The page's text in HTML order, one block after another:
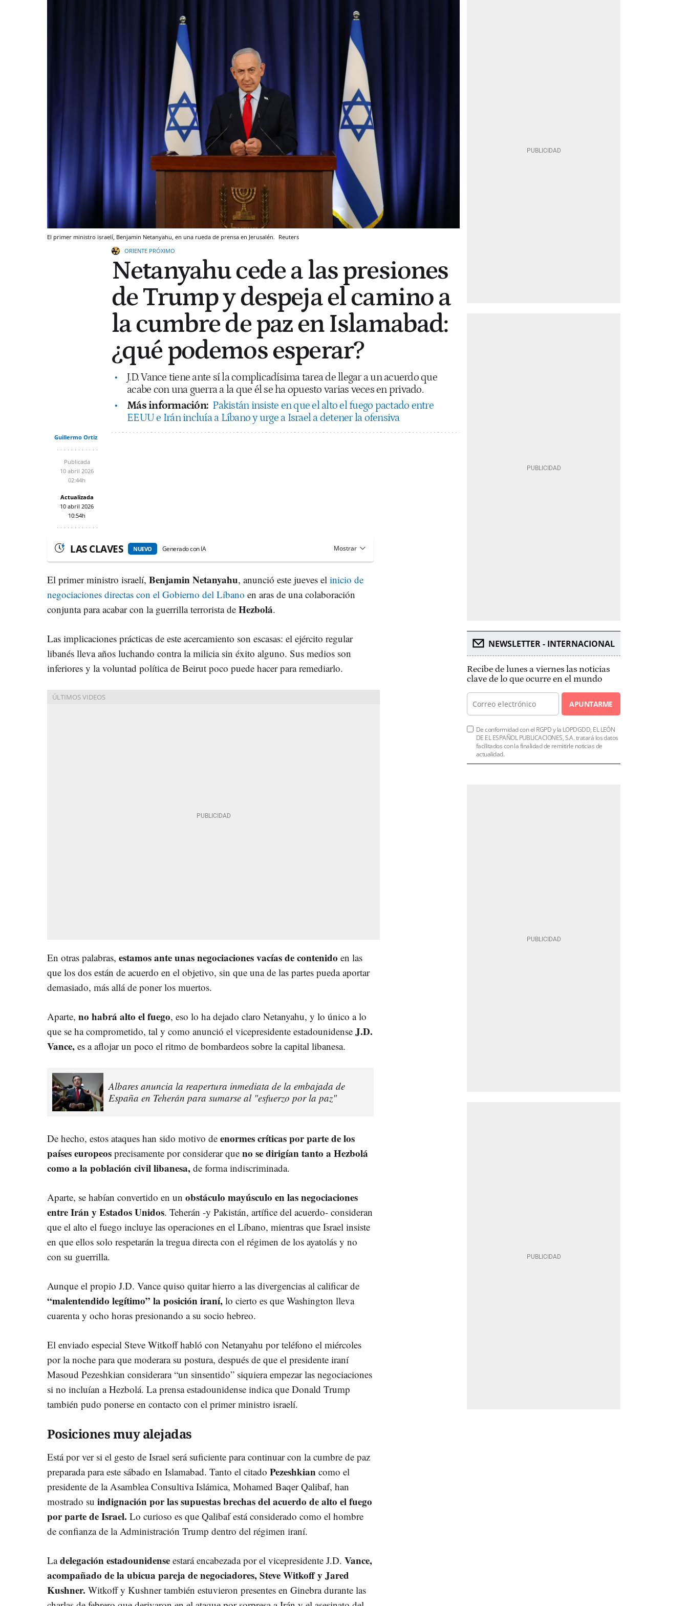
El primer ministro israelí, Benjamin Netanyahu, en una rueda de prensa en Jerusalén. Reuters
ORIENTE PRÓXIMO
Netanyahu cede a las presiones
de Trump y despeja el camino a
la cumbre de paz en Islamabad:
¿qué podemos esperar?
J.D. Vance tiene ante sí la complicadísima tarea de llegar a un acuerdo que
acabe con una guerra a la que él se ha opuesto varias veces en privado.
Más información: Pakistán insiste en que el alto el fuego pactado entre
EEUU e Irán incluía a Líbano y urge a Israel a detener la ofensiva
Guillermo Ortiz
Publicada
10 abril 2026
02:44h
Actualizada
10 abril 2026
10:54h
LAS CLAVES NUEVO Generado con IA
El primer ministro israelí, Benjamin Netanyahu, anunció este jueves el inicio de
negociaciones directas con el Gobierno del Líbano en aras de una colaboración
conjunta para acabar con la guerrilla terrorista de Hezbolá.
Las implicaciones prácticas de este acercamiento son escasas: el ejército regular
libanés lleva años luchando contra la milicia sin éxito alguno. Sus medios son
inferiores y la voluntad política de Beirut poco puede hacer para remediarlo.
En otras palabras, estamos ante unas negociaciones vacías de contenido en las
que los dos están de acuerdo en el objetivo, sin que una de las partes pueda aportar
demasiado, más allá de poner los muertos.
Aparte, no habrá alto el fuego, eso lo ha dejado claro Netanyahu, y lo único a lo
que se ha comprometido, tal y como anunció el vicepresidente estadounidense J.D.
Vance, es a aflojar un poco el ritmo de bombardeos sobre la capital libanesa.
Albares anuncia la reapertura inmediata de la embajada de
España en Teherán para sumarse al "esfuerzo por la paz"
De hecho, estos ataques han sido motivo de enormes críticas por parte de los
países europeos precisamente por considerar que no se dirigían tanto a Hezbolá
como a la población civil libanesa, de forma indiscriminada.
Aparte, se habían convertido en un obstáculo mayúsculo en las negociaciones
entre Irán y Estados Unidos. Teherán -y Pakistán, artífice del acuerdo- consideran
que el alto el fuego incluye las operaciones en el Líbano, mientras que Israel insiste
en que ellos solo respetarán la tregua directa con el régimen de los ayatolás y no
con su guerrilla.
Aunque el propio J.D. Vance quiso quitar hierro a las divergencias al calificar de
“malentendido legítimo” la posición iraní, lo cierto es que Washington lleva
cuarenta y ocho horas presionando a su socio hebreo.
El enviado especial Steve Witkoff habló con Netanyahu por teléfono el miércoles
por la noche para que moderara su postura, después de que el presidente iraní
Masoud Pezeshkian considerara “un sinsentido” siquiera empezar las negociaciones
si no incluían a Hezbolá. La prensa estadounidense indica que Donald Trump
también pudo ponerse en contacto con el primer ministro israelí.
Posiciones muy alejadas
Está por ver si el gesto de Israel será suficiente para continuar con la cumbre de paz
preparada para este sábado en Islamabad. Tanto el citado Pezeshkian como el
presidente de la Asamblea Consultiva Islámica, Mohamed Baqer Qalibaf, han
mostrado su indignación por las supuestas brechas del acuerdo de alto el fuego
por parte de Israel. Lo curioso es que Qalibaf está considerado como el hombre
de confianza de la Administración Trump dentro del régimen iraní.
Ladelegación estadounidense estará encabezada por el vicepresidente J.D. Vance,
acompañado de la ubicua pareja de negociadores, Steve Witkoff y Jared
Kushner. Witkoff y Kushner también estuvieron presentes en Ginebra durante las
NEWSLETTER - INTERNACIONAL
Recibe de lunes a viernes las noticias
clave de lo que ocurre en el mundo
APUNTARME
De conformidad con el RGPD y la LOPDGDD, EL LEÓN
DE EL ESPAÑOL PUBLICACIONES, S.A. tratará los datos
facilitados con la finalidad de remitirle noticias de
actualidad.